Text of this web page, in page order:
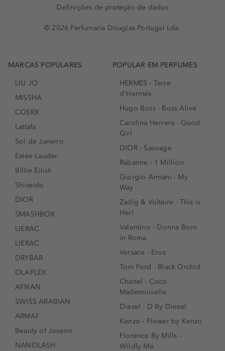
Definições de proteção de dados
© 2026 Perfumaria Douglas Portugal Lda.
MARCAS POPULARES
LIU JO
MISSHA
COSRX
Lattafa
Sol de Janeiro
Estée Lauder
Billie Eilish
Shiseido
DIOR
SMASHBOX
LIERAC
LIERAC
DRYBAR
OLAPLEX
AFNAN
SWISS ARABIAN
ARMAF
Beauty of Joseon
NANOLASH
POPULAR EM PERFUMES
HERMÈS - Terre
d'Hermés
Hugo Boss - Boss Alive
Carolina Herrera - Good
Girl
DIOR - Sauvage
Rabanne - 1 Million
Giorgio Armani - My
Way
Zadig & Voltaire - This is
Her!
Valentino - Donna Born
in Roma
Versace - Eros
Tom Ford - Black Orchid
Chanel - Coco
Mademoiselle
Diesel - D By Diesel
Kenzo - Flower by Kenzo
Florence By Mills -
Wildly Me